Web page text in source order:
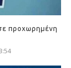
προχωρημένη